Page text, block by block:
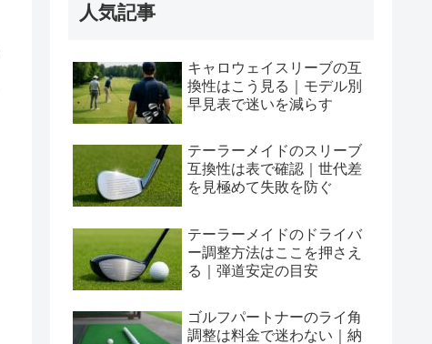
人気記事
キャロウェイスリーブの互
換性はこう見る｜モデル別
早見表で迷いを減らす
テーラーメイドのスリーブ
互換性は表で確認｜世代差
を見極めて失敗を防ぐ
テーラーメイドのドライバ
ー調整方法はここを押さえ
る｜弾道安定の目安
ゴルフパートナーのライ角
調整は料金で迷わない｜納